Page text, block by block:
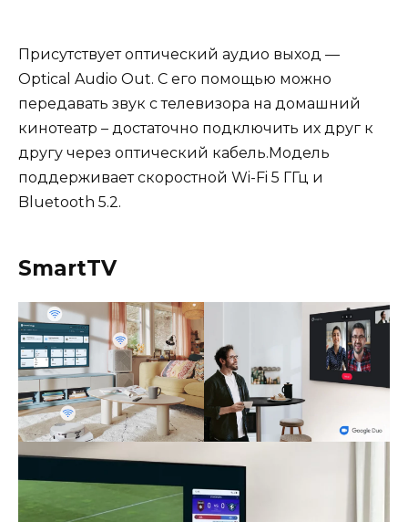
Присутствует оптический аудио выход —
Optical Audio Out. С его помощью можно
передавать звук с телевизора на домашний
кинотеатр – достаточно подключить их друг к
другу через оптический кабель.Модель
поддерживает скоростной Wi-Fi 5 ГГц и
Bluetooth 5.2.
SmartTV